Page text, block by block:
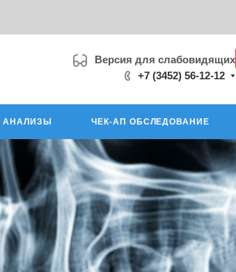
Версия для слабовидящих
+7 (3452) 56-12-12
АНАЛИЗЫ ЧЕК-АП ОБСЛЕДОВАНИЕ